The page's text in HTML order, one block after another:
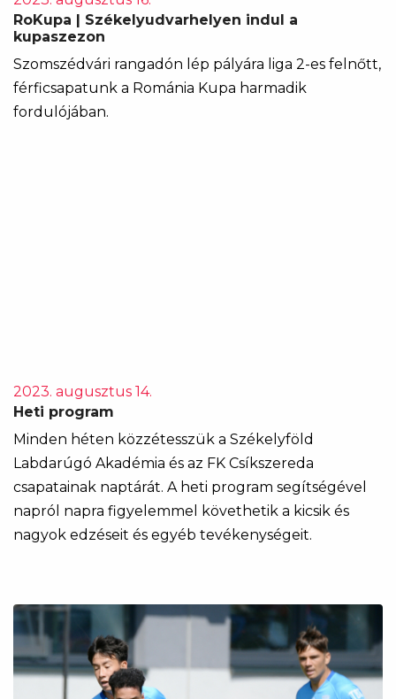
RoKupa | Székelyudvarhelyen indul a
kupaszezon
Szomszédvári rangadón lép pályára liga 2-es felnőtt,
férficsapatunk a Románia Kupa harmadik
fordulójában.
2023. augusztus 14.
Heti program
Minden héten közzétesszük a Székelyföld
Labdarúgó Akadémia és az FK Csíkszereda
csapatainak naptárát. A heti program segítségével
napról napra figyelemmel követhetik a kicsik és
nagyok edzéseit és egyéb tevékenységeit.